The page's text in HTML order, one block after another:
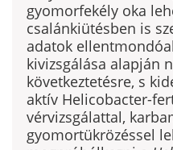
gyomorfekély oka
csalánkiütésben is
adatok
kivizsgálása alapján
következtetésre, s
aktív Helicobacter-
vérvizsgálattal,
gyomortükrözéssel